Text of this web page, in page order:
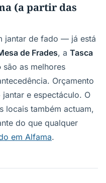
(a partir das
jantar de fado — já está
de Frades, a Tasca
são as melhores
Orçamento
e espectáculo. O
locais também actuam,
do que qualquer
em Alfama.